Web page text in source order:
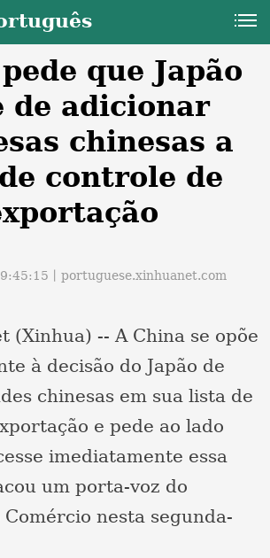
que Japão
de adicionar
chinesas a
controle de
丨portuguese.xinhuanet.com
(Xinhua) -- A China se opõe
à decisão do Japão de
chinesas em sua lista de
e pede ao lado
imediatamente essa
um porta-voz do
nesta segunda-